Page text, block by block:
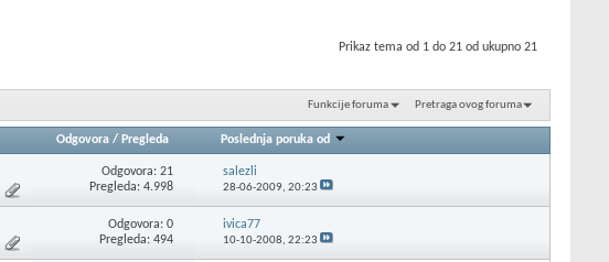
Prikaz tema od 1 do 21 od ukupno 21
Funkcije foruma Pretraga ovog foruma
Odgovora / Pregleda Poslednja poruka od
Odgovora: 21
Pregleda: 4.998
salezli
28-06-2009, 20:23
Odgovora: 0
Pregleda: 494
ivica77
10-10-2008, 22:23